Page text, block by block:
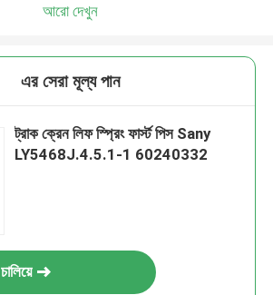
আরো দেখুন
এর সেরা মূল্য পান
ট্রাক ক্রেন লিফ স্প্রিং ফার্স্ট পিস Sany
LY5468J.4.5.1-1 60240332
চালিয়ে